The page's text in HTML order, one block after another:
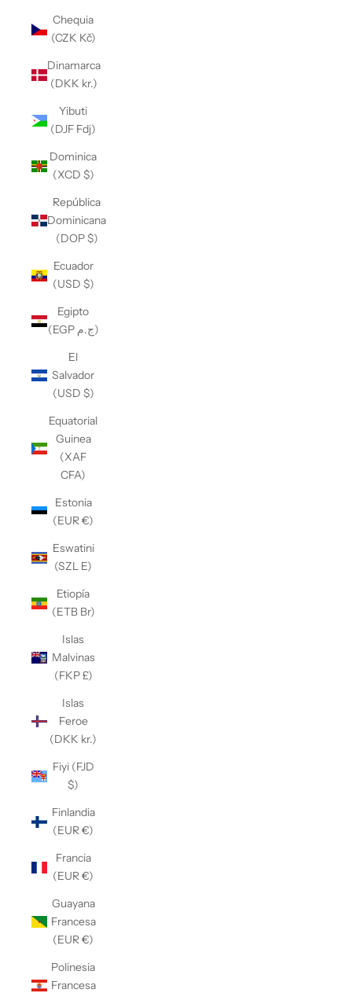
Chequia
(CZK Kč)
Dinamarca
(DKK kr.)
Yibuti
(DJF Fdj)
Dominica
(XCD $)
República
Dominicana
(DOP $)
Ecuador
(USD $)
Egipto
(EGP ج.م)
El
Salvador
(USD $)
Equatorial
Guinea
(XAF
CFA)
Estonia
(EUR €)
Eswatini
(SZL E)
Etiopía
(ETB Br)
Islas
Malvinas
(FKP £)
Islas
Feroe
(DKK kr.)
Fiyi (FJD
$)
Finlandia
(EUR €)
Francia
(EUR €)
Guayana
Francesa
(EUR €)
Polinesia
Francesa